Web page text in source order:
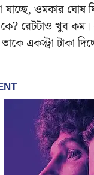
যাচ্ছে, ওমকার ঘোষ
রেটটাও খুব কম।
একস্ট্রা টাকা